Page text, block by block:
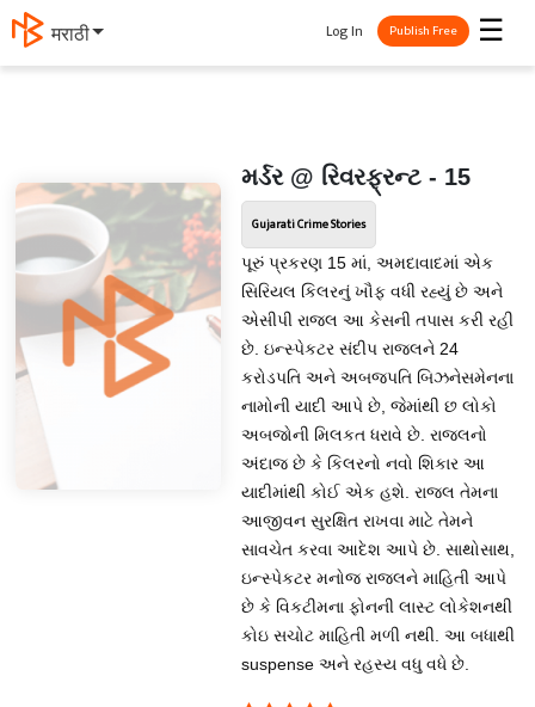
मराठी ☰
Log In Publish Free
મર્ડર @ રિવરફ્રન્ટ - 15
Gujarati Crime Stories
પૂરું પ્રકરણ 15 માં, અમદાવાદમાં એક
સિરિયલ કિલરનું ખૌફ વધી રહ્યું છે અને
એસીપી રાજલ આ કેસની તપાસ કરી રહી
છે. ઇન્સ્પેકટર સંદીપ રાજલને 24
કરોડપતિ અને અબજપતિ બિઝનેસમેનના
નામોની યાદી આપે છે, જેમાંથી છ લોકો
અબજોની મિલકત ધરાવે છે. રાજલનો
અંદાજ છે કે કિલરનો નવો શિકાર આ
યાદીમાંથી કોઈ એક હશે. રાજલ તેમના
આજીવન સુરક્ષિત રાખવા માટે તેમને
સાવચેત કરવા આદેશ આપે છે. સાથોસાથ,
ઇન્સ્પેકટર મનોજ રાજલને માહિતી આપે
છે કે વિકટીમના ફોનની લાસ્ટ લોકેશનથી
કોઇ સચોટ માહિતી મળી નથી. આ બધાથી
suspense અને રહસ્ય વધુ વધે છે.